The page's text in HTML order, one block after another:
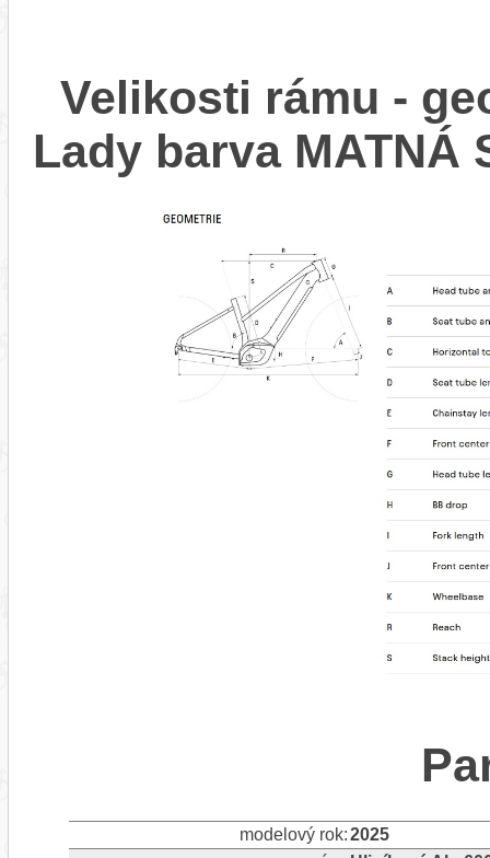
Velikosti rámu -
Lady barva MATNÁ
modelový rok:2025